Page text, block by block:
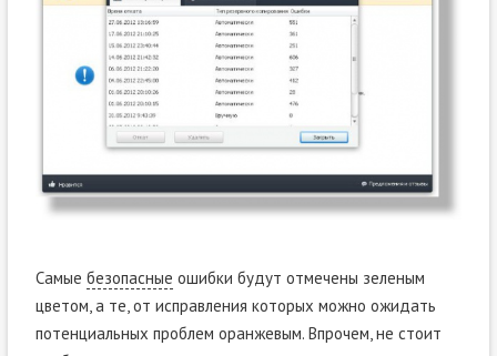
Самые безопасные ошибки будут отмечены зеленым
цветом, а те, от исправления которых можно ожидать
потенциальных проблем оранжевым. Впрочем, не стоит